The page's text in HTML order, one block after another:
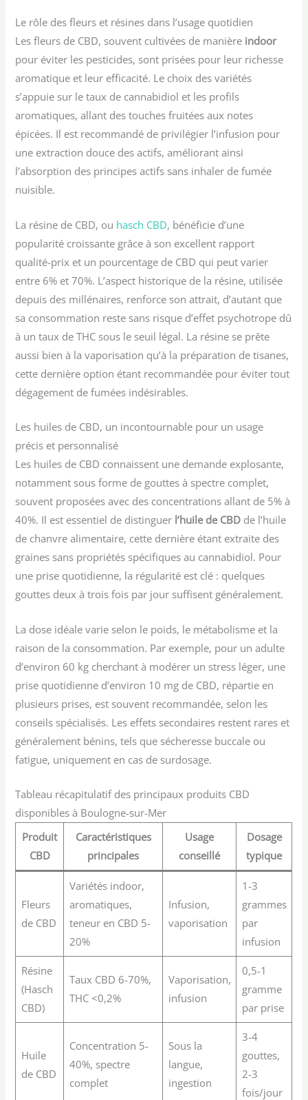
Le rôle des fleurs et résines dans l’usage quotidien
Les fleurs de CBD, souvent cultivées de manière indoor
pour éviter les pesticides, sont prisées pour leur richesse
aromatique et leur efficacité. Le choix des variétés
s’appuie sur le taux de cannabidiol et les profils
aromatiques, allant des touches fruitées aux notes
épicées. Il est recommandé de privilégier l’infusion pour
une extraction douce des actifs, améliorant ainsi
l’absorption des principes actifs sans inhaler de fumée
nuisible.
La résine de CBD, ou hasch CBD, bénéficie d’une
popularité croissante grâce à son excellent rapport
qualité-prix et un pourcentage de CBD qui peut varier
entre 6% et 70%. L’aspect historique de la résine, utilisée
depuis des millénaires, renforce son attrait, d’autant que
sa consommation reste sans risque d’effet psychotrope dû
à un taux de THC sous le seuil légal. La résine se prête
aussi bien à la vaporisation qu’à la préparation de tisanes,
cette dernière option étant recommandée pour éviter tout
dégagement de fumées indésirables.
Les huiles de CBD, un incontournable pour un usage
précis et personnalisé
Les huiles de CBD connaissent une demande explosante,
notamment sous forme de gouttes à spectre complet,
souvent proposées avec des concentrations allant de 5% à
40%. Il est essentiel de distinguer l’huile de CBD de l’huile
de chanvre alimentaire, cette dernière étant extraite des
graines sans propriétés spécifiques au cannabidiol. Pour
une prise quotidienne, la régularité est clé : quelques
gouttes deux à trois fois par jour suffisent généralement.
La dose idéale varie selon le poids, le métabolisme et la
raison de la consommation. Par exemple, pour un adulte
d’environ 60 kg cherchant à modérer un stress léger, une
prise quotidienne d’environ 10 mg de CBD, répartie en
plusieurs prises, est souvent recommandée, selon les
conseils spécialisés. Les effets secondaires restent rares et
généralement bénins, tels que sécheresse buccale ou
fatigue, uniquement en cas de surdosage.
Tableau récapitulatif des principaux produits CBD
disponibles à Boulogne-sur-Mer
Produit
CBD
Caractéristiques
principales
Usage
conseillé
Dosage
typique
Fleurs
de CBD
Variétés indoor,
aromatiques,
teneur en CBD 5-
20%
Infusion,
vaporisation
1-3
grammes
par
infusion
Résine
(Hasch
CBD)
Taux CBD 6-70%,
THC <0,2%
Vaporisation,
infusion
0,5-1
gramme
par prise
Huile
de CBD
Concentration 5-
40%, spectre
complet
Sous la
langue,
ingestion
3-4
gouttes,
2-3
fois/jour